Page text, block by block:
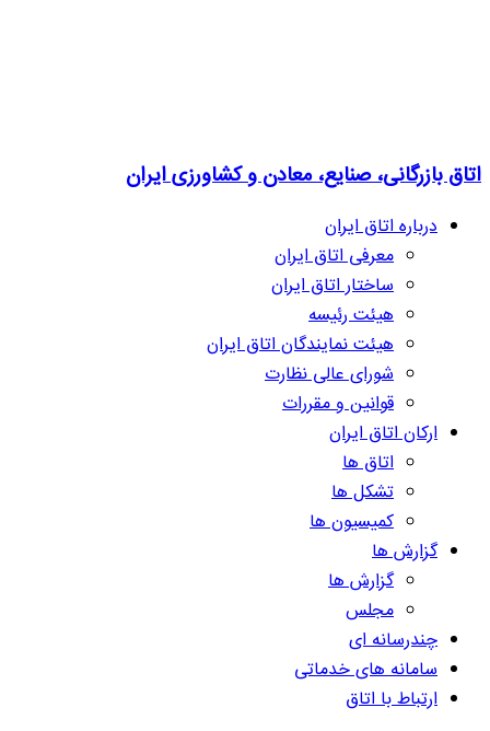
اتاق بازرگانی، صنایع، معادن و کشاورزی ایران
درباره اتاق ایران
معرفی اتاق ایران
ساختار اتاق ایران
هیئت رئیسه
هیئت نمایندگان اتاق ایران
شورای عالی نظارت
قوانین و مقررات
ارکان اتاق ایران
اتاق ها
تشکل ها
کمیسیون ها
گزارش ها
گزارش ها
مجلس
چندرسانه ای
سامانه های خدماتی
ارتباط با اتاق